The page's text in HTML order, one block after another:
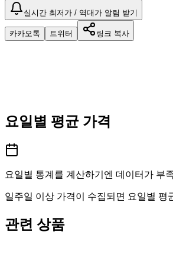
실시간 최저가 / 역대가 알림 받기
카카오톡 트위터 링크 복사
요일별 평균 가격
요일별 통계를 계산하기엔 데이터가 부
일주일 이상 가격이 수집되면 요일별 평
관련 상품